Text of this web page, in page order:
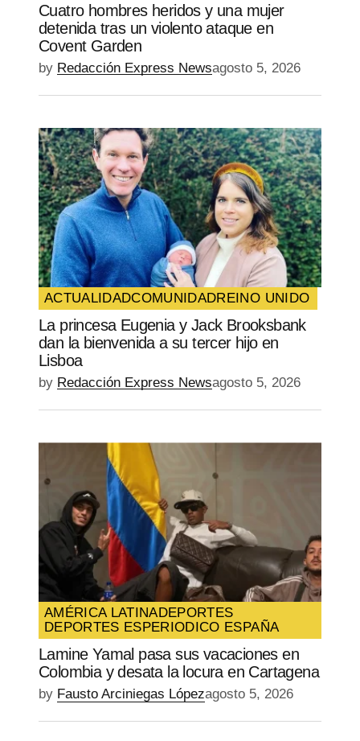
Cuatro hombres heridos y una mujer
detenida tras un violento ataque en
Covent Garden
by Redacción Express Newsagosto 5, 2026
ACTUALIDADCOMUNIDADREINO UNIDO
La princesa Eugenia y Jack Brooksbank
dan la bienvenida a su tercer hijo en
Lisboa
by Redacción Express Newsagosto 5, 2026
AMÉRICA LATINADEPORTES
DEPORTES ES PERIODICO ESPAÑA
Lamine Yamal pasa sus vacaciones en
Colombia y desata la locura en Cartagena
by Fausto Arciniegas Lópezagosto 5, 2026